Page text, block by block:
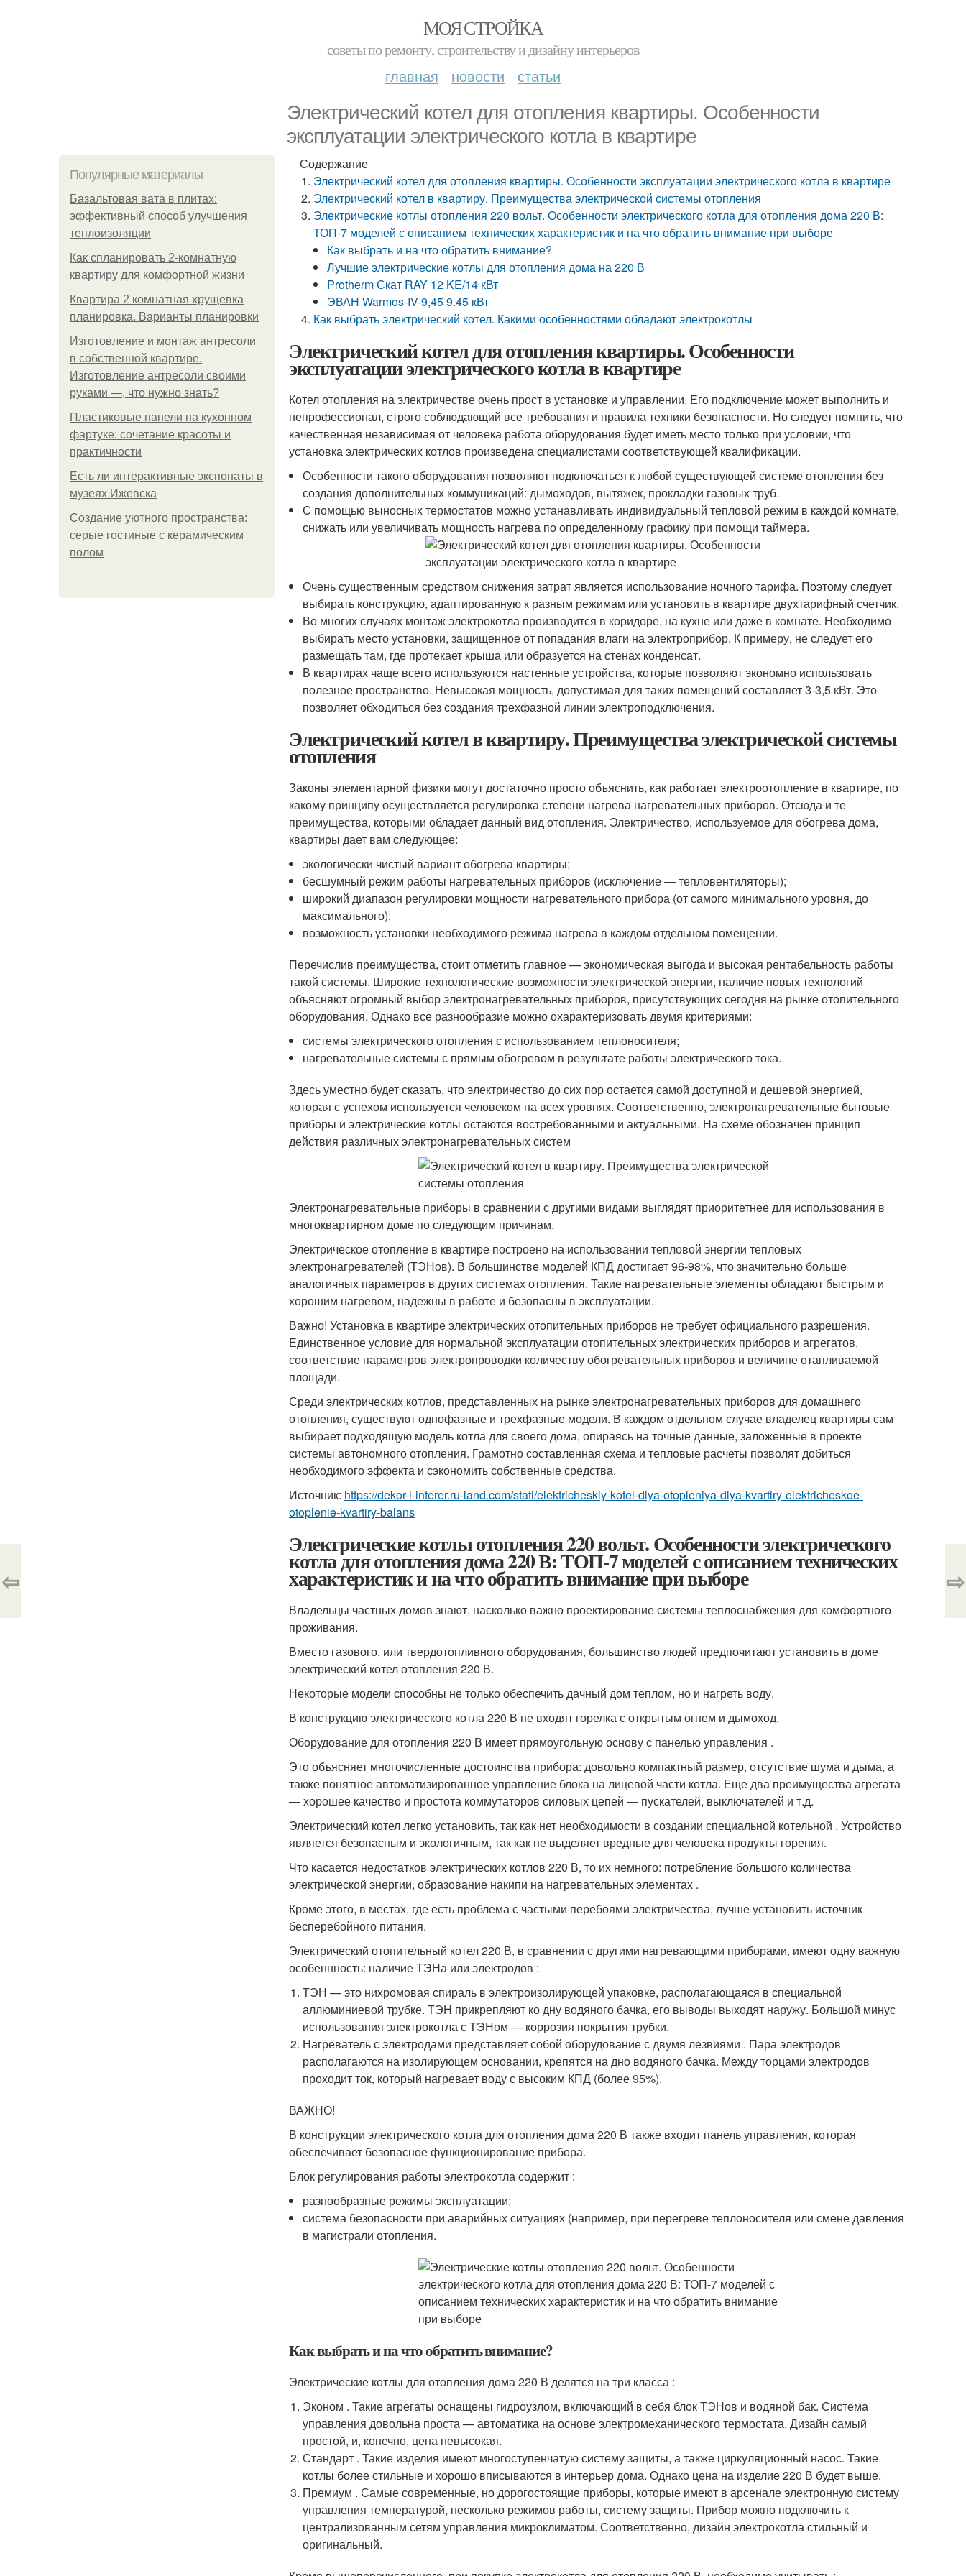
МОЯ СТРОЙКА
советы по ремонту, строительству и дизайну интерьеров
главная новости статьи
Электрический котел для отопления квартиры. Особенности
эксплуатации электрического котла в квартире
Популярные материалы
Базальтовая вата в плитах:
эффективный способ улучшения
теплоизоляции
Как спланировать 2-комнатную
квартиру для комфортной жизни
Квартира 2 комнатная хрущевка
планировка. Варианты планировки
Изготовление и монтаж антресоли
в собственной квартире.
Изготовление антресоли своими
руками —, что нужно знать?
Пластиковые панели на кухонном
фартуке: сочетание красоты и
практичности
Есть ли интерактивные экспонаты в
музеях Ижевска
Создание уютного пространства:
серые гостиные с керамическим
полом
Содержание
Электрический котел для отопления квартиры. Особенности эксплуатации электрического котла в квартире
Электрический котел в квартиру. Преимущества электрической системы отопления
Электрические котлы отопления 220 вольт. Особенности электрического котла для отопления дома 220 В:
ТОП-7 моделей с описанием технических характеристик и на что обратить внимание при выборе
Как выбрать и на что обратить внимание?
Лучшие электрические котлы для отопления дома на 220 В
Protherm Скат RAY 12 KE/14 кВт
ЭВАН Warmos-IV-9,45 9.45 кВт
Как выбрать электрический котел. Какими особенностями обладают электрокотлы
Электрический котел для отопления квартиры. Особенности
эксплуатации электрического котла в квартире
Котел отопления на электричестве очень прост в установке и управлении. Его подключение может выполнить и
непрофессионал, строго соблюдающий все требования и правила техники безопасности. Но следует помнить, что
качественная независимая от человека работа оборудования будет иметь место только при условии, что
установка электрических котлов произведена специалистами соответствующей квалификации.
Особенности такого оборудования позволяют подключаться к любой существующей системе отопления без
создания дополнительных коммуникаций: дымоходов, вытяжек, прокладки газовых труб.
С помощью выносных термостатов можно устанавливать индивидуальный тепловой режим в каждой комнате,
снижать или увеличивать мощность нагрева по определенному графику при помощи таймера.
Очень существенным средством снижения затрат является использование ночного тарифа. Поэтому следует
выбирать конструкцию, адаптированную к разным режимам или установить в квартире двухтарифный счетчик.
Во многих случаях монтаж электрокотла производится в коридоре, на кухне или даже в комнате. Необходимо
выбирать место установки, защищенное от попадания влаги на электроприбор. К примеру, не следует его
размещать там, где протекает крыша или образуется на стенах конденсат.
В квартирах чаще всего используются настенные устройства, которые позволяют экономно использовать
полезное пространство. Невысокая мощность, допустимая для таких помещений составляет 3-3,5 кВт. Это
позволяет обходиться без создания трехфазной линии электроподключения.
Электрический котел в квартиру. Преимущества электрической системы
отопления
Законы элементарной физики могут достаточно просто объяснить, как работает электроотопление в квартире, по
какому принципу осуществляется регулировка степени нагрева нагревательных приборов. Отсюда и те
преимущества, которыми обладает данный вид отопления. Электричество, используемое для обогрева дома,
квартиры дает вам следующее:
экологически чистый вариант обогрева квартиры;
бесшумный режим работы нагревательных приборов (исключение — тепловентиляторы);
широкий диапазон регулировки мощности нагревательного прибора (от самого минимального уровня, до
максимального);
возможность установки необходимого режима нагрева в каждом отдельном помещении.
Перечислив преимущества, стоит отметить главное — экономическая выгода и высокая рентабельность работы
такой системы. Широкие технологические возможности электрической энергии, наличие новых технологий
объясняют огромный выбор электронагревательных приборов, присутствующих сегодня на рынке отопительного
оборудования. Однако все разнообразие можно охарактеризовать двумя критериями:
системы электрического отопления с использованием теплоносителя;
нагревательные системы с прямым обогревом в результате работы электрического тока.
Здесь уместно будет сказать, что электричество до сих пор остается самой доступной и дешевой энергией,
которая с успехом используется человеком на всех уровнях. Соответственно, электронагревательные бытовые
приборы и электрические котлы остаются востребованными и актуальными. На схеме обозначен принцип
действия различных электронагревательных систем
Электронагревательные приборы в сравнении с другими видами выглядят приоритетнее для использования в
многоквартирном доме по следующим причинам.
Электрическое отопление в квартире построено на использовании тепловой энергии тепловых
электронагревателей (ТЭНов). В большинстве моделей КПД достигает 96-98%, что значительно больше
аналогичных параметров в других системах отопления. Такие нагревательные элементы обладают быстрым и
хорошим нагревом, надежны в работе и безопасны в эксплуатации.
Важно! Установка в квартире электрических отопительных приборов не требует официального разрешения.
Единственное условие для нормальной эксплуатации отопительных электрических приборов и агрегатов,
соответствие параметров электропроводки количеству обогревательных приборов и величине отапливаемой
площади.
Среди электрических котлов, представленных на рынке электронагревательных приборов для домашнего
отопления, существуют однофазные и трехфазные модели. В каждом отдельном случае владелец квартиры сам
выбирает подходящую модель котла для своего дома, опираясь на точные данные, заложенные в проекте
системы автономного отопления. Грамотно составленная схема и тепловые расчеты позволят добиться
необходимого эффекта и сэкономить собственные средства.
Источник: https://dekor-i-interer.ru-land.com/stati/elektricheskiy-kotel-dlya-otopleniya-dlya-kvartiry-elektricheskoe-
otoplenie-kvartiry-balans
Электрические котлы отопления 220 вольт. Особенности электрического
котла для отопления дома 220 В: ТОП-7 моделей с описанием технических
характеристик и на что обратить внимание при выборе
Владельцы частных домов знают, насколько важно проектирование системы теплоснабжения для комфортного
проживания.
Вместо газового, или твердотопливного оборудования, большинство людей предпочитают установить в доме
электрический котел отопления 220 В.
Некоторые модели способны не только обеспечить дачный дом теплом, но и нагреть воду.
В конструкцию электрического котла 220 В не входят горелка с открытым огнем и дымоход.
Оборудование для отопления 220 В имеет прямоугольную основу с панелью управления .
Это объясняет многочисленные достоинства прибора: довольно компактный размер, отсутствие шума и дыма, а
также понятное автоматизированное управление блока на лицевой части котла. Еще два преимущества агрегата
— хорошее качество и простота коммутаторов силовых цепей — пускателей, выключателей и т.д.
Электрический котел легко установить, так как нет необходимости в создании специальной котельной . Устройство
является безопасным и экологичным, так как не выделяет вредные для человека продукты горения.
Что касается недостатков электрических котлов 220 В, то их немного: потребление большого количества
электрической энергии, образование накипи на нагревательных элементах .
Кроме этого, в местах, где есть проблема с частыми перебоями электричества, лучше установить источник
бесперебойного питания.
Электрический отопительный котел 220 В, в сравнении с другими нагревающими приборами, имеют одну важную
особеннность: наличие ТЭНа или электродов :
ТЭН — это нихромовая спираль в электроизолирующей упаковке, располагающаяся в специальной
аллюминиевой трубке. ТЭН прикрепляют ко дну водяного бачка, его выводы выходят наружу. Большой минус
использования электрокотла с ТЭНом — коррозия покрытия трубки.
Нагреватель с электродами представляет собой оборудование с двумя лезвиями . Пара электродов
располагаются на изолирующем основании, крепятся на дно водяного бачка. Между торцами электродов
проходит ток, который нагревает воду с высоким КПД (более 95%).
ВАЖНО!
В конструкции электрического котла для отопления дома 220 В также входит панель управления, которая
обеспечивает безопасное функционирование прибора.
Блок регулирования работы электрокотла содержит :
разнообразные режимы эксплуатации;
система безопасности при аварийных ситуациях (например, при перегреве теплоносителя или смене давления
в магистрали отопления.
Как выбрать и на что обратить внимание?
Электрические котлы для отопления дома 220 В делятся на три класса :
Эконом . Такие агрегаты оснащены гидроузлом, включающий в себя блок ТЭНов и водяной бак. Система
управления довольна проста — автоматика на основе электромеханического термостата. Дизайн самый
простой, и, конечно, цена невысокая.
Стандарт . Такие изделия имеют многоступенчатую систему защиты, а также циркуляционный насос. Такие
котлы более стильные и хорошо вписываются в интерьер дома. Однако цена на изделие 220 В будет выше.
Премиум . Самые современные, но дорогостоящие приборы, которые имеют в арсенале электронную систему
управления температурой, несколько режимов работы, систему защиты. Прибор можно подключить к
централизованным сетям управления микроклиматом. Соответственно, дизайн электрокотла стильный и
оригинальный.
⇦ ⇨